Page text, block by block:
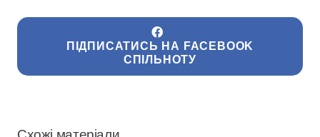
ПІДПИСАТИСЬ НА FACEBOOK
СПІЛЬНОТУ